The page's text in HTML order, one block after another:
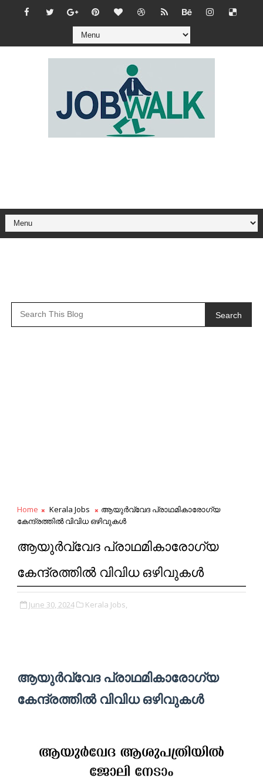
Search
Home Kerala Jobs
ആയുര്‍വ്വേദ പ്രാഥമികാരോഗ്യ
കേന്ദ്രത്തിൽ വിവിധ ഒഴിവുകൾ
ആയുര്‍വ്വേദ പ്രാഥമികാരോഗ്യ
കേന്ദ്രത്തിൽ വിവിധ ഒഴിവുകൾ
June 30, 2024 Kerala Jobs,
ആയുര്‍വ്വേദ പ്രാഥമികാരോഗ്യ
കേന്ദ്രത്തിൽ വിവിധ ഒഴിവുകൾ